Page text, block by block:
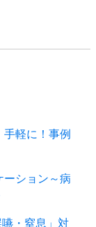
軽に！事例
ーション～病
嚥・窒息」対